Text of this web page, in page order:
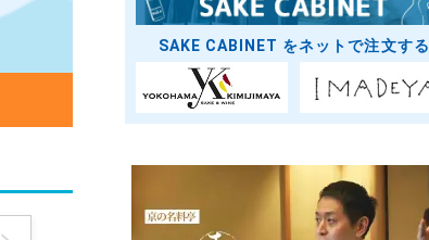
SAKE CABINET をネットで注文する